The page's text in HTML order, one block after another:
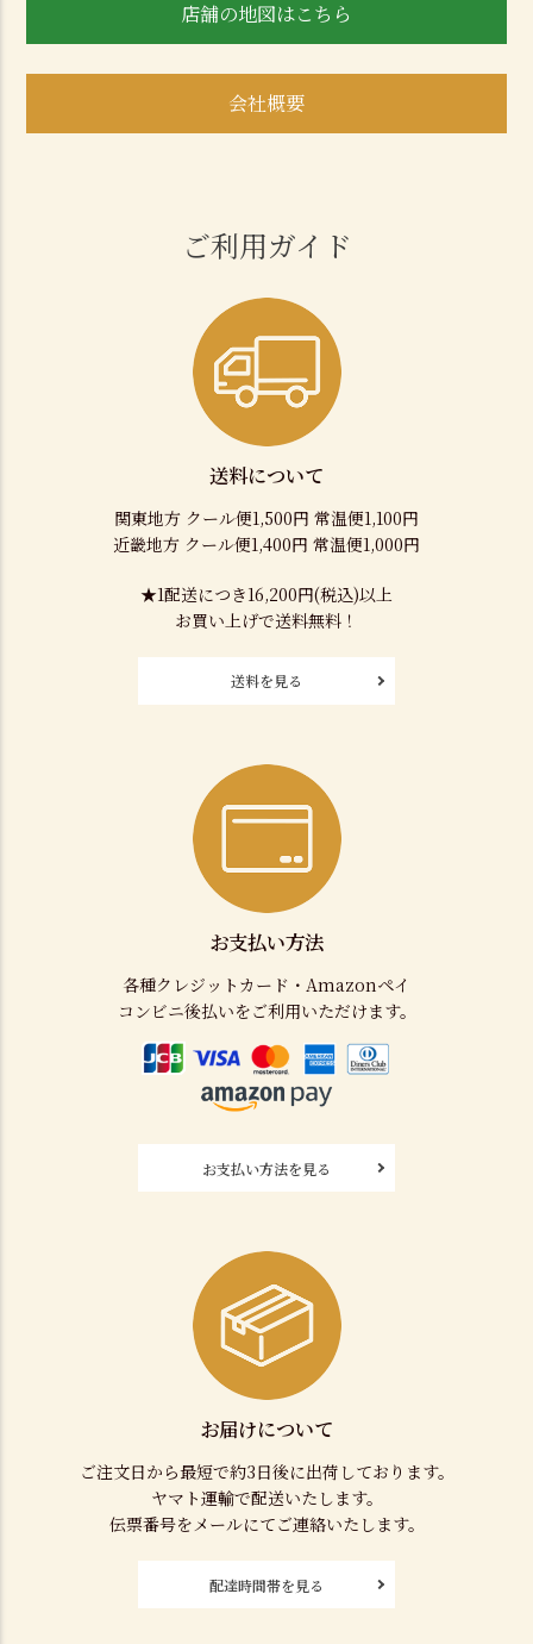
店舗の地図はこちら
会社概要
ご利用ガイド
送料について
関東地方 クール便1,500円 常温便1,100円
近畿地方 クール便1,400円 常温便1,000円
★1配送につき16,200円(税込)以上
お買い上げで送料無料！
送料を見る
お支払い方法
各種クレジットカード・Amazonペイ
コンビニ後払いをご利用いただけます。
お支払い方法を見る
お届けについて
ご注文日から最短で約3日後に出荷しております。
ヤマト運輸で配送いたします。
伝票番号をメールにてご連絡いたします。
配達時間帯を見る